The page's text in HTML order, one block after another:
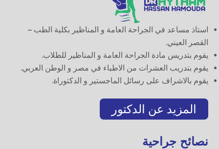
نصائح جراحية
استاذ مساعد في الجراحة العامة و المناظير بكلية الطب –
القصر العيني.
يقوم بتدريس مادة الجراحة العامة و المناظير للطلاب.
يقوم بتدريب العشرات من الاطباء في مصر و الوطن العربي.
يقوم بالاشراف على رسائل الماجستير و الدكتوراة.
المزيد عن الدكتور